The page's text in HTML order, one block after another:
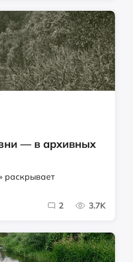
— в архивных
раскрывает
2 3.7K